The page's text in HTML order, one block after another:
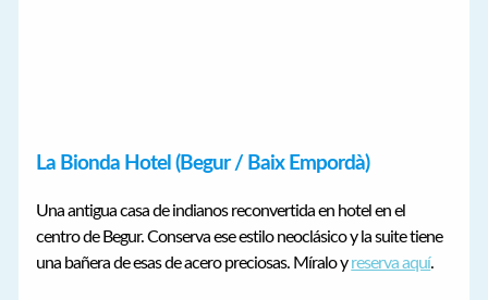
La Bionda Hotel (Begur / Baix Empordà)
Una antigua casa de indianos reconvertida en hotel en el
centro de Begur. Conserva ese estilo neoclásico y la suite tiene
una bañera de esas de acero preciosas. Míralo yreserva aquí.